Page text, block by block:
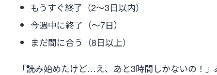
もうすぐ終了（2〜3日以内）
今週中に終了（〜7日）
まだ間に合う（8日以上）
「読み始めたけど…え、あと3時間しかないの！」